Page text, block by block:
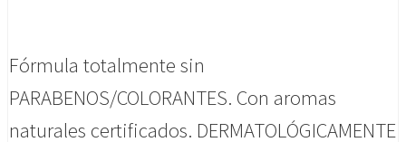
Fórmula totalmente sin
PARABENOS/COLORANTES. Con aromas
naturales certificados. DERMATOLÓGICAMENTE